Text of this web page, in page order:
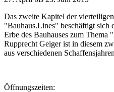
Das zweite Kapitel der
"Bauhaus.Lines" beschäftigt sich
Erbe des Bauhauses zum Thema
Rupprecht Geiger ist in diesem
aus verschiedenen
Öffnungszeiten: